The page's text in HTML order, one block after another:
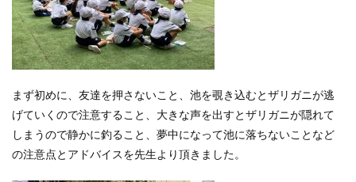
まず初めに、友達を押さないこと、池を覗き込むとザリガニが逃
げていくので注意すること、大きな声を出すとザリガニが隠れて
しまうので静かに釣ること、夢中になって池に落ちないことなど
の注意点とアドバイスを先生より頂きました。